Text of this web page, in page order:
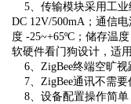
5、传输模块采用工
DC 12V/500mA；通信
度 -25~+65ºC；储存温
软硬件看门狗设计，适
6、ZigBee终端空旷视
7、ZigBee通讯不需
8、设备配置操作简